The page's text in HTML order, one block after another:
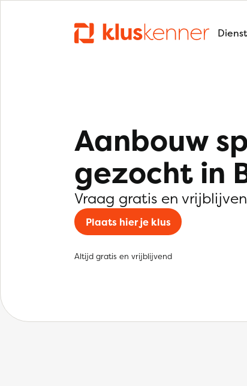
Aanbouw
gezocht in
Vraag gratis en
Plaats hier je klus
Altijd gratis en vrijblijvend